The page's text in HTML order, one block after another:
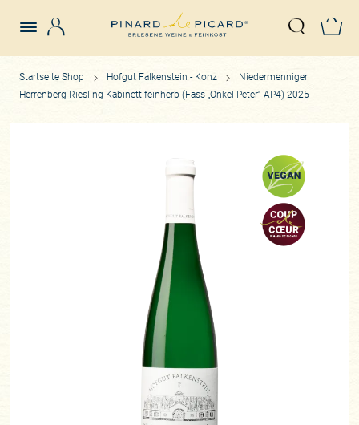
Suche
Startseite Shop Hofgut Falkenstein - Konz
Niedermenniger
Herrenberg Riesling Kabinett feinherb (Fass „Onkel Peter“ AP4) 2025